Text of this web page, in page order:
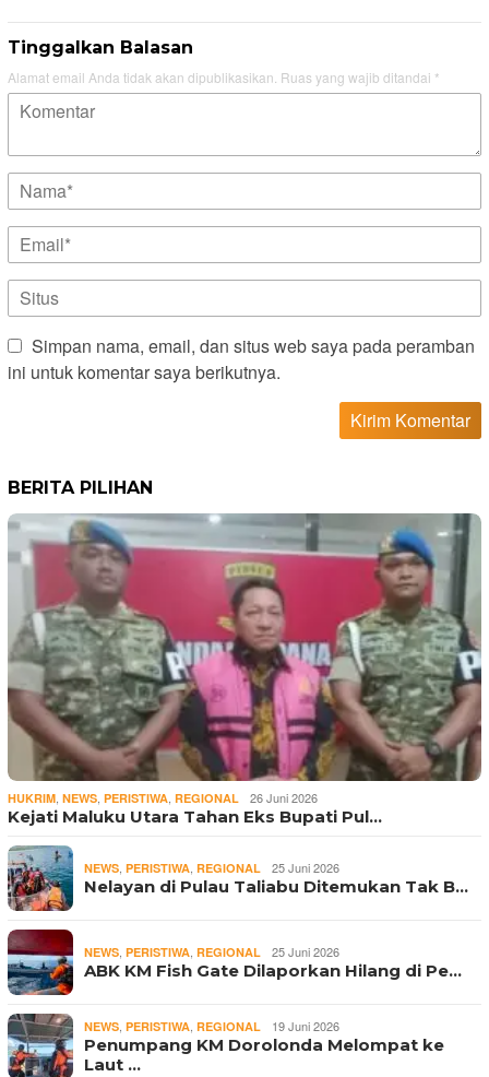
Tinggalkan Balasan
Alamat email Anda tidak akan dipublikasikan. Ruas yang wajib ditandai *
Simpan nama, email, dan situs web saya pada peramban
ini untuk komentar saya berikutnya.
BERITA PILIHAN
HUKRIM, NEWS, PERISTIWA, REGIONAL 26 Juni 2026
Kejati Maluku Utara Tahan Eks Bupati Pul…
NEWS, PERISTIWA, REGIONAL 25 Juni 2026
Nelayan di Pulau Taliabu Ditemukan Tak B…
NEWS, PERISTIWA, REGIONAL 25 Juni 2026
ABK KM Fish Gate Dilaporkan Hilang di Pe…
NEWS, PERISTIWA, REGIONAL 19 Juni 2026
Penumpang KM Dorolonda Melompat ke
Laut …